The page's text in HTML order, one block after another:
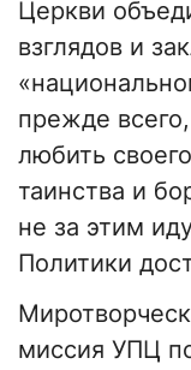
Церкви
взглядов и
прежде
любить
таинства и
не за этим
Политики
миссия УПЦ